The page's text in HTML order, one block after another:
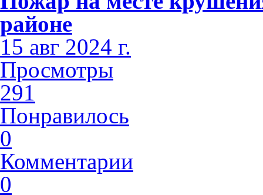
районе
15 авг 2024 г.
Просмотры
291
Понравилось
0
Комментарии
0